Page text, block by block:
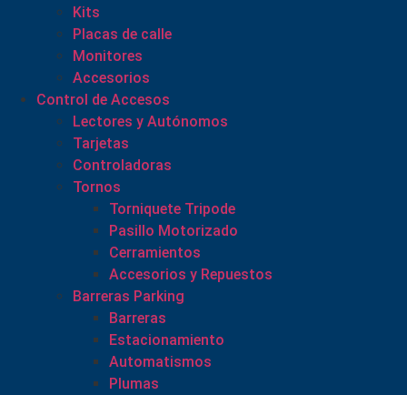
Kits
Placas de calle
Monitores
Accesorios
Control de Accesos
Lectores y Autónomos
Tarjetas
Controladoras
Tornos
Torniquete Tripode
Pasillo Motorizado
Cerramientos
Accesorios y Repuestos
Barreras Parking
Barreras
Estacionamiento
Automatismos
Plumas